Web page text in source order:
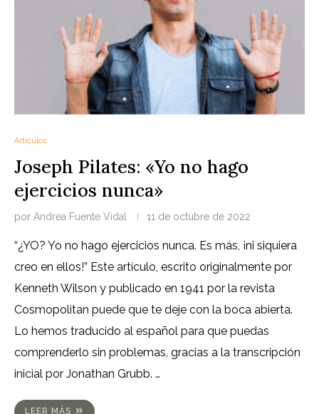
Artículos
Joseph Pilates: «Yo no hago
ejercicios nunca»
por Andrea Fuente Vidal 11 de octubre de 2022
“¿YO? Yo no hago ejercicios nunca. Es más, ¡ni siquiera
creo en ellos!” Este artículo, escrito originalmente por
Kenneth Wilson y publicado en 1941 por la revista
Cosmopolitan puede que te deje con la boca abierta.
Lo hemos traducido al español para que puedas
comprenderlo sin problemas, gracias a la transcripción
inicial por Jonathan Grubb. …
LEER MÁS